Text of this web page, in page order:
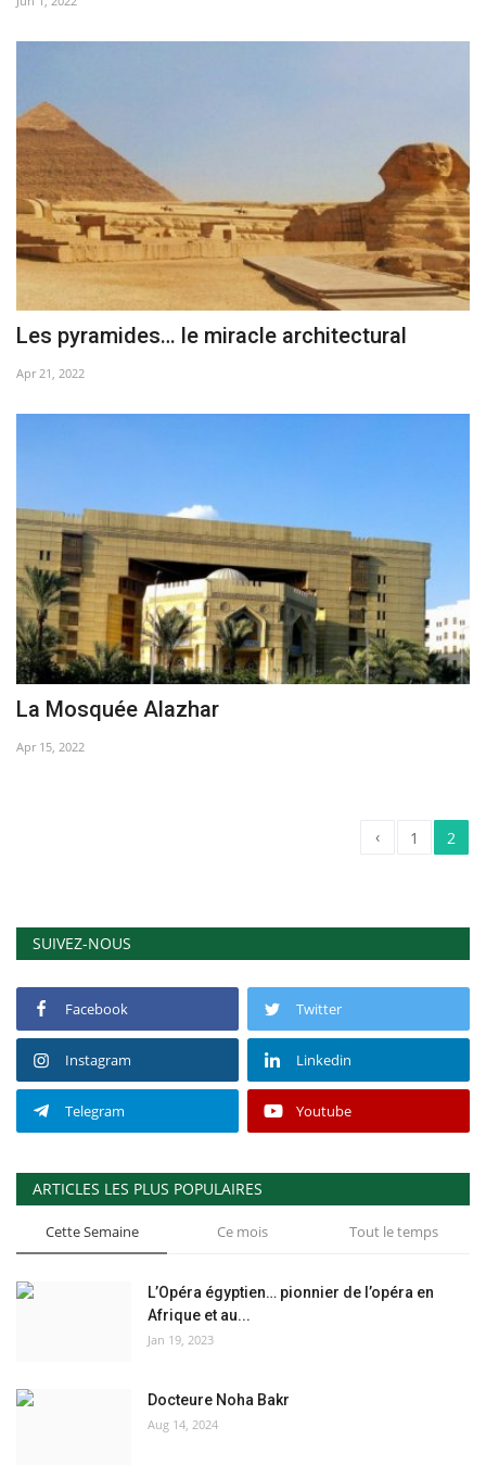
Les pyramides… le miracle architectural
Apr 21, 2022
La Mosquée Alazhar
Apr 15, 2022
‹ 1 2
SUIVEZ-NOUS
Facebook Twitter
Instagram Linkedin
Telegram Youtube
ARTICLES LES PLUS POPULAIRES
Cette Semaine Ce mois Tout le temps
L’Opéra égyptien… pionnier de l’opéra en
Afrique et au...
Jan 19, 2023
Docteure Noha Bakr
Aug 14, 2024